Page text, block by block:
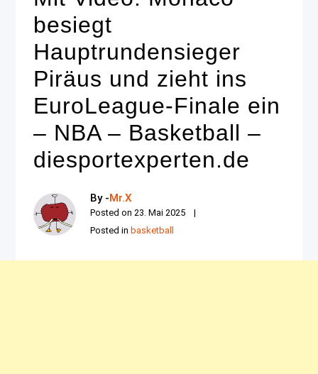
besiegt
Hauptrundensieger
Piräus und zieht ins
EuroLeague-Finale ein
– NBA – Basketball –
diesportexperten.de
By -Mr.X
Posted on23. Mai 2025
Posted in basketball